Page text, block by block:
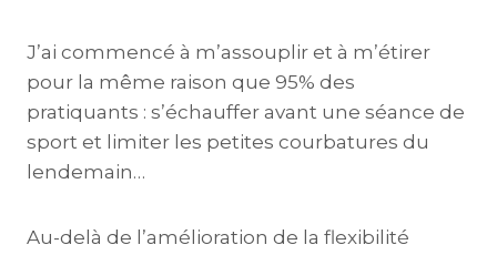
J’ai commencé à m’assouplir et à m’étirer
pour la même raison que 95% des
pratiquants : s’échauffer avant une séance de
sport et limiter les petites courbatures du
lendemain…
Au-delà de l’amélioration de la flexibilité